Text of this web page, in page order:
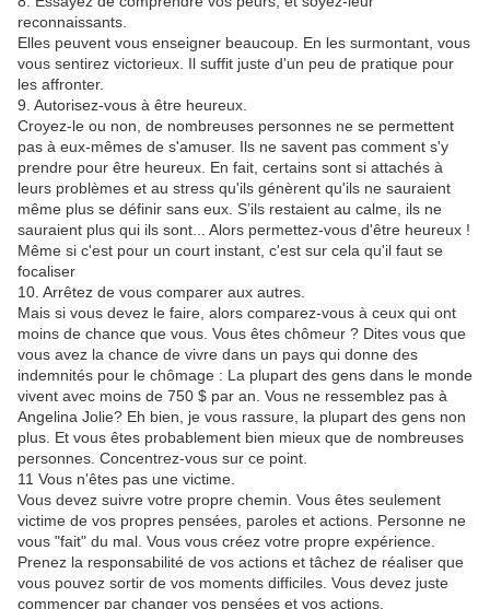
reconnaissants.
Elles peuvent vous enseigner beaucoup. En les surmontant, vous
vous sentirez victorieux. Il suffit juste d'un peu de pratique pour
les affronter.
9. Autorisez-vous à être heureux.
Croyez-le ou non, de nombreuses personnes ne se permettent
pas à eux-mêmes de s'amuser. Ils ne savent pas comment s'y
prendre pour être heureux. En fait, certains sont si attachés à
leurs problèmes et au stress qu'ils génèrent qu'ils ne sauraient
même plus se définir sans eux. S’ils restaient au calme, ils ne
sauraient plus qui ils sont... Alors permettez-vous d'être heureux !
Même si c'est pour un court instant, c'est sur cela qu'il faut se
focaliser
10. Arrêtez de vous comparer aux autres.
Mais si vous devez le faire, alors comparez-vous à ceux qui ont
moins de chance que vous. Vous êtes chômeur ? Dites vous que
vous avez la chance de vivre dans un pays qui donne des
indemnités pour le chômage : La plupart des gens dans le monde
vivent avec moins de 750 $ par an. Vous ne ressemblez pas à
Angelina Jolie? Eh bien, je vous rassure, la plupart des gens non
plus. Et vous êtes probablement bien mieux que de nombreuses
personnes. Concentrez-vous sur ce point.
11 Vous n'êtes pas une victime.
Vous devez suivre votre propre chemin. Vous êtes seulement
victime de vos propres pensées, paroles et actions. Personne ne
vous "fait" du mal. Vous vous créez votre propre expérience.
Prenez la responsabilité de vos actions et tâchez de réaliser que
vous pouvez sortir de vos moments difficiles. Vous devez juste
commencer par changer vos pensées et vos actions.